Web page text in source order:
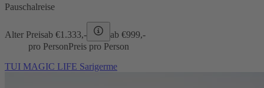
Pauschalreise
Alter Preisab €1.333,- ab €999,-
pro PersonPreis pro Person
TUI MAGIC LIFE Sarigerme